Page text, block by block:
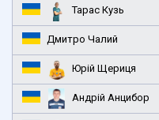
Тарас Кузь
Дмитро Чалий
Юрій Щериця
Андрій Анцибор